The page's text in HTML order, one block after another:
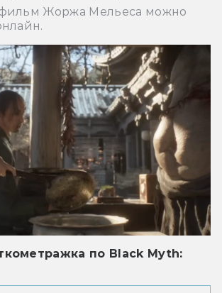
Жоржа Мельеса можно
по Black Myth: